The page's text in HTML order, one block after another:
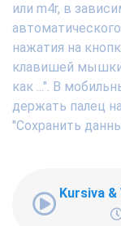
или m4r, в
нажатия на
клавишей
как ...". В
держать палец
"Сохранить
Kursiva &